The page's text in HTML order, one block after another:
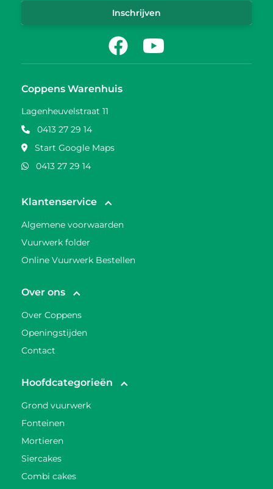
Inschrijven
FacebookYoutube
Coppens Warenhuis
Lagenheuvelstraat 11
0413 27 29 14
Start Google Maps
0413 27 29 14
Klantenservice
Algemene voorwaarden
Vuurwerk folder
Online Vuurwerk Bestellen
Over ons
Over Coppens
Openingstijden
Contact
Hoofdcategorieën
Grond vuurwerk
Fonteinen
Mortieren
Siercakes
Combi cakes